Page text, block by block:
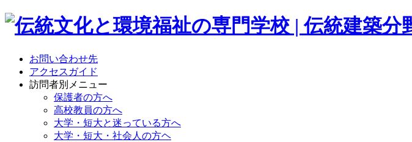
お問い合わせ先
アクセスガイド
訪問者別メニュー
保護者の方へ
高校教員の方へ
大学・短大と迷っている方へ
大学・短大・社会人の方ヘ